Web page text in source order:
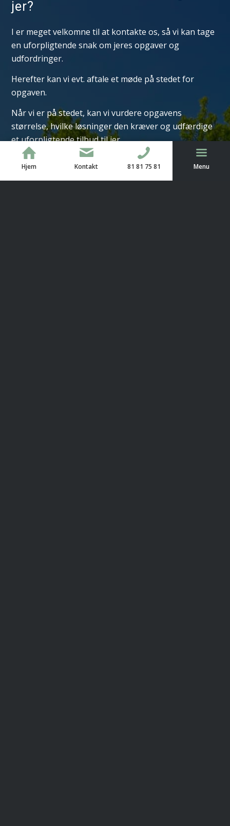
jer?
I er meget velkomne til at kontakte os, så vi kan tage
en uforpligtende snak om jeres opgaver og
udfordringer.
Herefter kan vi evt. aftale et møde på stedet for
opgaven.
Når vi er på stedet, kan vi vurdere opgavens
størrelse, hvilke løsninger den kræver og udfærdige
et uforpligtende tilbud til jer.
TræEnighed dækker hele Danmark – også Bornholm.
Hjem Kontakt 81 81 75 81 Menu